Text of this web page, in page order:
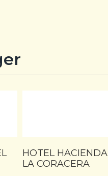
HOTEL HACIENDA
LA CORACERA